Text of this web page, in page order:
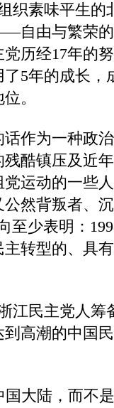
织素味平生
自由与繁荣的
历经17年的
5年的成长
。
作为一种政
酷镇压及近
运动的一些
然背叛者、
至少表明：
转型的、具
江民主党人筹
高潮的中国
大陆，而不